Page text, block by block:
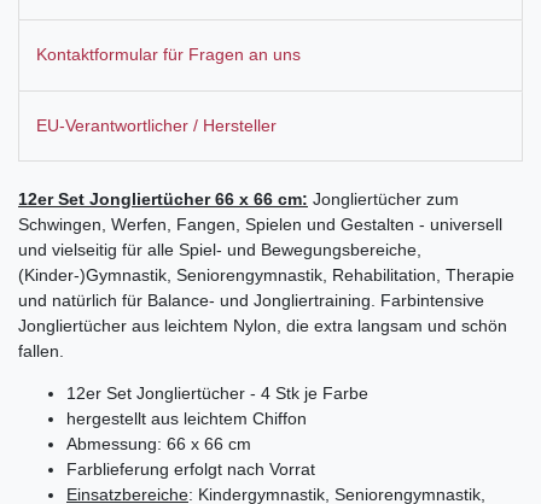
Kontaktformular für Fragen an uns
EU-Verantwortlicher / Hersteller
12er Set Jongliertücher 66 x 66 cm: Jongliertücher zum
Schwingen, Werfen, Fangen, Spielen und Gestalten - universell
und vielseitig für alle Spiel- und Bewegungsbereiche,
(Kinder-)Gymnastik, Seniorengymnastik, Rehabilitation, Therapie
und natürlich für Balance- und Jongliertraining. Farbintensive
Jongliertücher aus leichtem Nylon, die extra langsam und schön
fallen.
12er Set Jongliertücher - 4 Stk je Farbe
hergestellt aus leichtem Chiffon
Abmessung: 66 x 66 cm
Farblieferung erfolgt nach Vorrat
Einsatzbereiche: Kindergymnastik, Seniorengymnastik,